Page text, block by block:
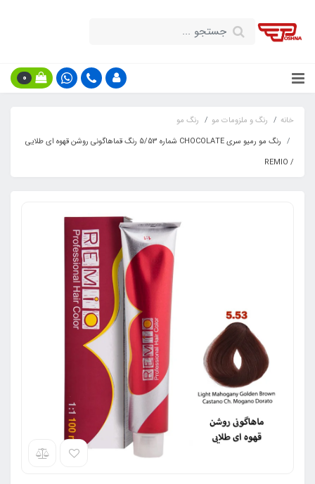
0
خانه رنگ و ملزومات مو
رنگ مو
رنگ مو رمیو سری CHOCOLATE شماره 5/53 رنگ قماهاگونی روشن قهوه ای طلایی
/ REMIO